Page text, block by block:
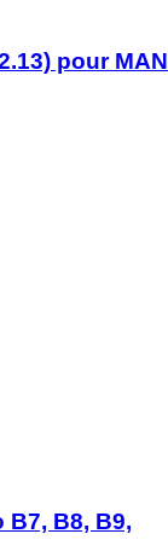
pour MAN
B7, B8, B9,